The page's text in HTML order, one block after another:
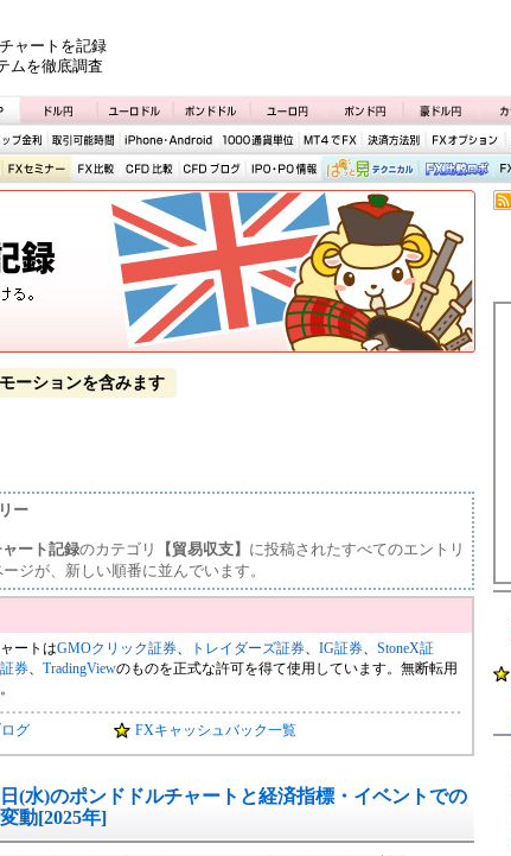
ャートを記録
ムを徹底調査
ーションを含みます
ー
ート記録のカテゴリ 【貿易収支】 に投稿されたすべてのエントリ
ジが、新しい順番に並んでいます。
ートはGMOクリック証券、 トレイダーズ証券、 IG証券、 StoneX証
券、 TradingViewのものを正式な許可を得て使用しています。無断転用
グ FXキャッシュバック一覧
日(水)のポンドドルチャートと経済指標・イベントでの
動[2025年]